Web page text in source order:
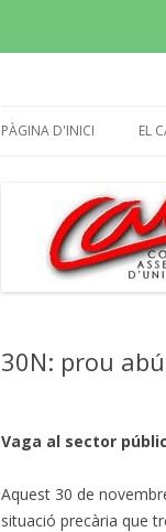
PÀGINA D'INICI EL
30N: prou
Vaga al sector
Aquest 30 de
situació precària que